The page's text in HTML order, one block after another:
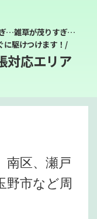
…雑草が茂りすぎ…
に駆けつけます！/
対応エリア
南区、瀬戸
野市など周